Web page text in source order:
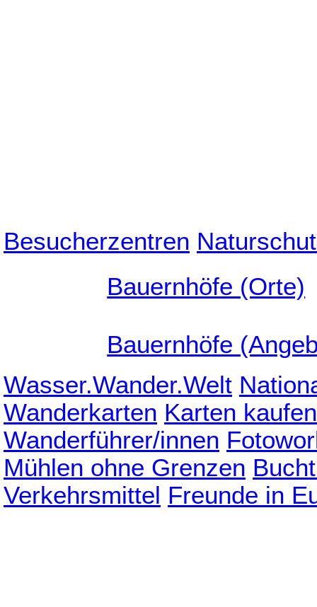
Besucherzentren
Bauernhöfe (Orte)
Bauernhöfe
Wasser.Wander.Welt
Wanderkarten Karten kaufen
Wanderführer/innen
Mühlen ohne Grenzen
Verkehrsmittel Freunde in